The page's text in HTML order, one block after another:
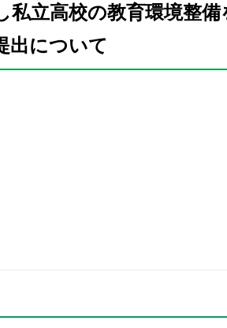
私立高校の教育環境整備
出について